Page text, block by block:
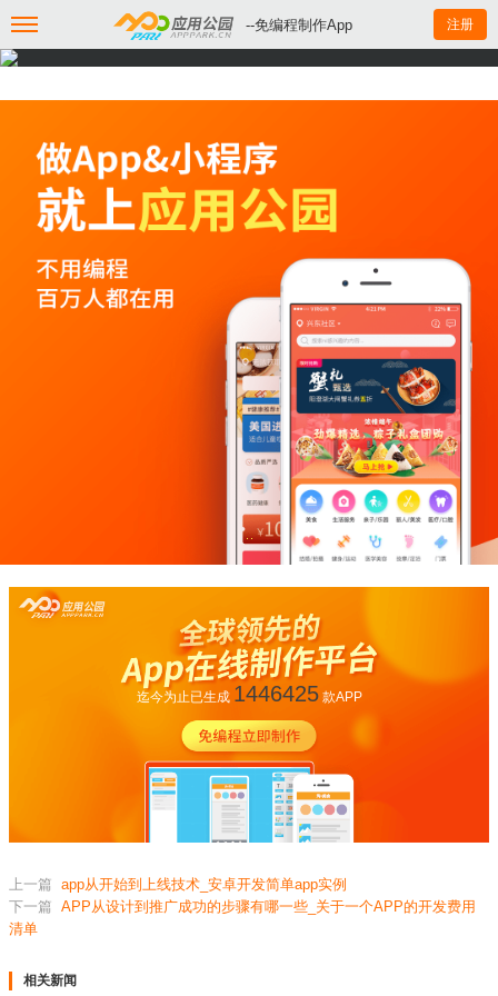
--免编程制作App 注册
迄今为止已生成 1446425款APP
上一篇 app从开始到上线技术_安卓开发简单app实例
下一篇 APP从设计到推广成功的步骤有哪一些_关于一个APP的开发费用
清单
相关新闻